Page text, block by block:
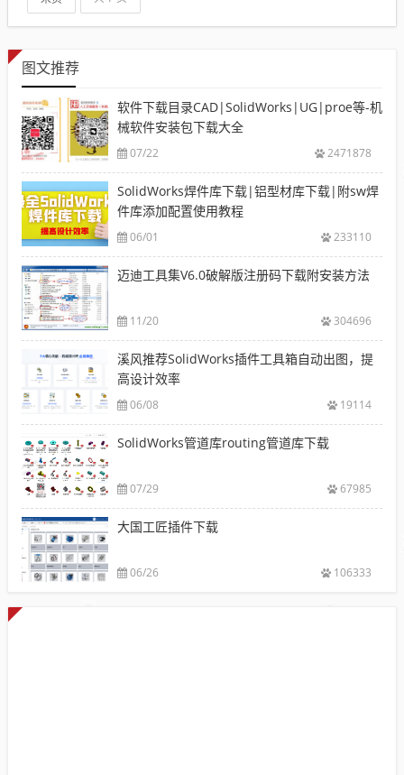
图文推荐
软件下载目录CAD|SolidWorks|UG|proe等-机
械软件安装包下载大全
07/22 2471878
SolidWorks焊件库下载|铝型材库下载|附sw焊
件库添加配置使用教程
06/01 233110
迈迪工具集V6.0破解版注册码下载附安装方法
11/20 304696
溪风推荐SolidWorks插件工具箱自动出图，提
高设计效率
06/08 19114
SolidWorks管道库routing管道库下载
07/29 67985
大国工匠插件下载
06/26 106333